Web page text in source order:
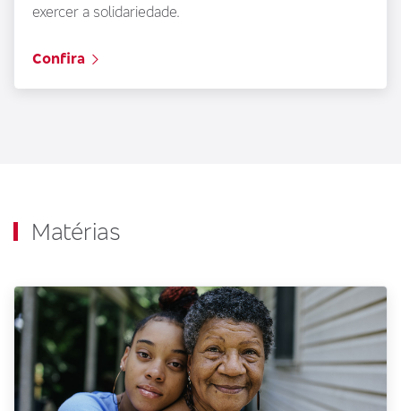
exercer a solidariedade.
Confira
Matérias